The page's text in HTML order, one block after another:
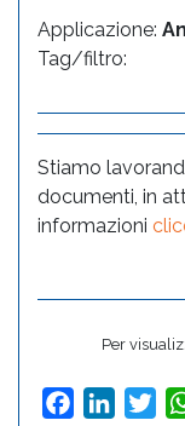
Applicazione:
Tag/filtro:
Stiamo
documenti, in
informazioni
Per
Facebook